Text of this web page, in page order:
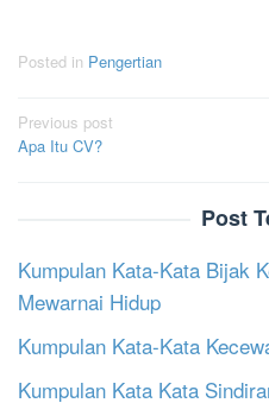
Posted in Pengertian
Post
navigation
Previous post
Apa Itu CV?
Post
Kumpulan Kata-Kata Bijak
Mewarnai Hidup
Kumpulan Kata-Kata
Kumpulan Kata Kata